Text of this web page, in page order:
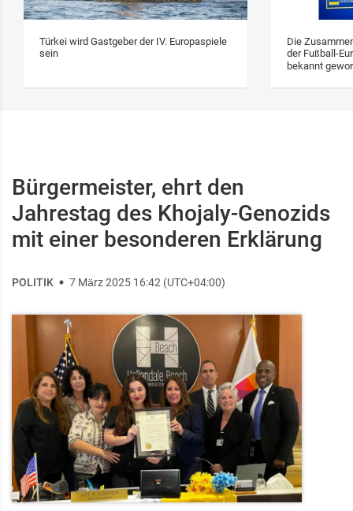
Türkei wird Gastgeber der IV. Europaspiele
sein
Die
der Fußball-
bekannt
Bürgermeister, ehrt den
Jahrestag des Khojaly-Genozids
mit einer besonderen Erklärung
POLITIK 7 März 2025 16:42 (UTC+04:00)